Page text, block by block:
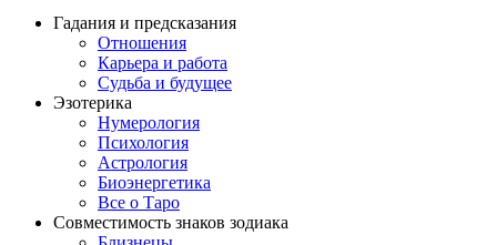
Гадания и предсказания
Отношения
Карьера и работа
Cудьба и будущее
Эзотерика
Нумерология
Психология
Астрология
Биоэнергетика
Все о Таро
Совместимость знаков зодиака